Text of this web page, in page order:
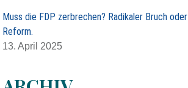
Muss die FDP zerbrechen? Radikaler Bruch oder
Reform.
13. April 2025